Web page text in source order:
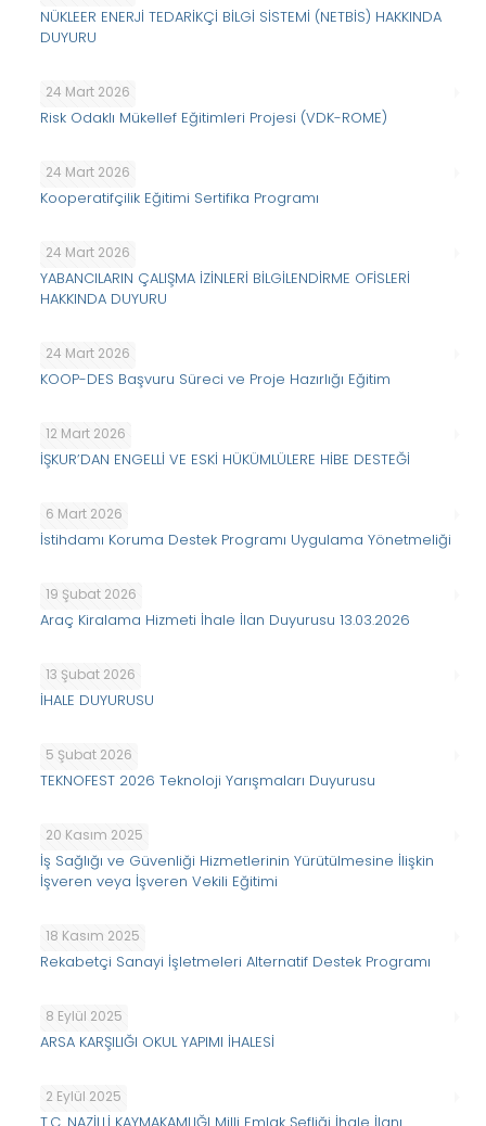
NÜKLEER ENERJİ TEDARİKÇİ BİLGİ SİSTEMİ (NETBİS) HAKKINDA
DUYURU
24 Mart 2026
Risk Odaklı Mükellef Eğitimleri Projesi (VDK-ROME)
24 Mart 2026
Kooperatifçilik Eğitimi Sertifika Programı
24 Mart 2026
YABANCILARIN ÇALIŞMA İZİNLERİ BİLGİLENDİRME OFİSLERİ
HAKKINDA DUYURU
24 Mart 2026
KOOP-DES Başvuru Süreci ve Proje Hazırlığı Eğitim
12 Mart 2026
İŞKUR’DAN ENGELLİ VE ESKİ HÜKÜMLÜLERE HİBE DESTEĞİ
6 Mart 2026
İstihdamı Koruma Destek Programı Uygulama Yönetmeliği
19 Şubat 2026
Araç Kiralama Hizmeti İhale İlan Duyurusu 13.03.2026
13 Şubat 2026
İHALE DUYURUSU
5 Şubat 2026
TEKNOFEST 2026 Teknoloji Yarışmaları Duyurusu
20 Kasım 2025
İş Sağlığı ve Güvenliği Hizmetlerinin Yürütülmesine İlişkin
İşveren veya İşveren Vekili Eğitimi
18 Kasım 2025
Rekabetçi Sanayi İşletmeleri Alternatif Destek Programı
8 Eylül 2025
ARSA KARŞILIĞI OKUL YAPIMI İHALESİ
2 Eylül 2025